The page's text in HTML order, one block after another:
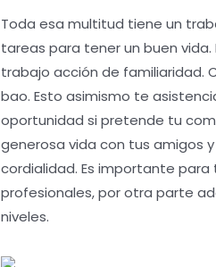
Toda esa multitud tiene un
tareas para tener un buen
trabajo acción de familiaridad.
bao. Esto asimismo te
oportunidad si pretende tu
generosa vida con tus amigos
cordialidad. Es importante
profesionales, por otra parte
niveles.